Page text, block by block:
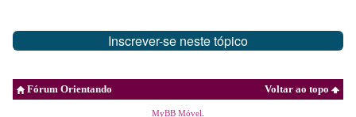
Inscrever-se neste tópico
Voltar ao topo
Fórum Orientando
MyBB Móvel